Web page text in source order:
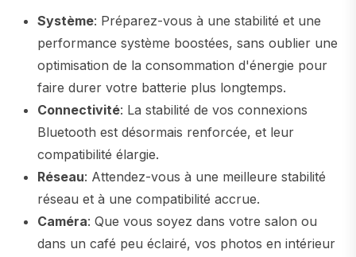
Système: Préparez-vous à une stabilité et une
performance système boostées, sans oublier une
optimisation de la consommation d'énergie pour
faire durer votre batterie plus longtemps.
Connectivité: La stabilité de vos connexions
Bluetooth est désormais renforcée, et leur
compatibilité élargie.
Réseau: Attendez-vous à une meilleure stabilité
réseau et à une compatibilité accrue.
Caméra: Que vous soyez dans votre salon ou
dans un café peu éclairé, vos photos en intérieur